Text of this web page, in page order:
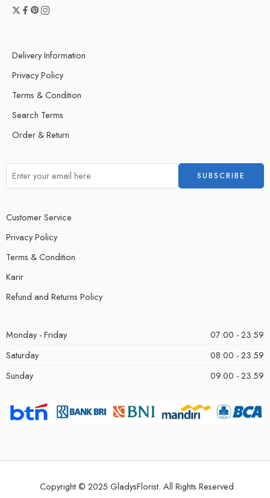
Delivery Information
Privacy Policy
Terms & Condition
Search Terms
Order & Return
Customer Service
Privacy Policy
Terms & Condition
Karir
Refund and Returns Policy
Monday - Friday
07:00 - 23:59
Saturday
08:00 - 23.59
Sunday
09.00 - 23.59
Copyright © 2025 GladysFlorist. All Rights Reserved.